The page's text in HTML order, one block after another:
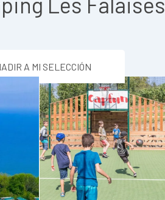
A MI SELECCIÓN